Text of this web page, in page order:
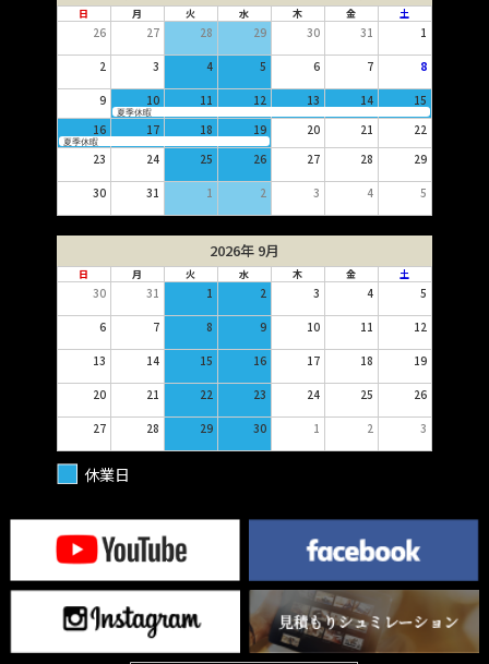
日 月 火 水 木 金 土
26 27 28 29 30 31 1
2 3 4 5 6 7 8
9 10 11 12 13 14 15
夏季休暇
16 17 18 19 20 21 22
夏季休暇
23 24 25 26 27 28 29
30 31 1 2 3 4 5
2026年 9月
日 月 火 水 木 金 土
30 31 1 2 3 4 5
6 7 8 9 10 11 12
13 14 15 16 17 18 19
20 21 22 23 24 25 26
27 28 29 30 1 2 3
休業日